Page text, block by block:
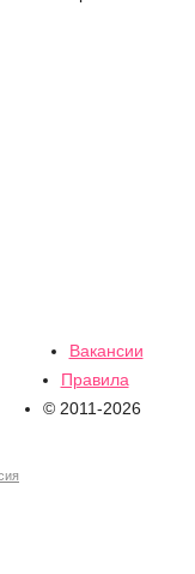
Вакансии
Правила
© 2011-2026